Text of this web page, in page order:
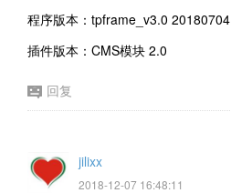
程序版本：tpframe_v3.0 20180704
插件版本：CMS模块 2.0
回复
jilixx
2018-12-07 16:48:11